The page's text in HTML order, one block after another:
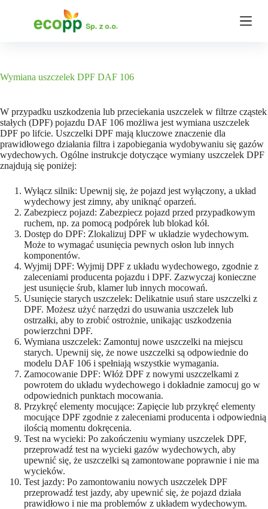
ź
t
r
e
ś
c
i
Wymiana uszczelek DPF DAF 106
W przypadku uszkodzenia lub przeciekania uszczelek w filtrze cząstek
stałych (DPF) pojazdu DAF 106 możliwa jest wymiana uszczelek
DPF po lifcie. Uszczelki DPF mają kluczowe znaczenie dla
prawidłowego działania filtra i zapobiegania wydobywaniu się gazów
wydechowych. Ogólne instrukcje dotyczące wymiany uszczelek DPF
znajdują się poniżej:
Wyłącz silnik: Upewnij się, że pojazd jest wyłączony, a układ
wydechowy jest zimny, aby uniknąć oparzeń.
Zabezpiecz pojazd: Zabezpiecz pojazd przed przypadkowym
ruchem, np. za pomocą podpórek lub blokad kół.
Dostęp do DPF: Zlokalizuj DPF w układzie wydechowym.
Może to wymagać usunięcia pewnych osłon lub innych
komponentów.
Wyjmij DPF: Wyjmij DPF z układu wydechowego, zgodnie z
zaleceniami producenta pojazdu i DPF. Zazwyczaj konieczne
jest usunięcie śrub, klamer lub innych mocowań.
Usunięcie starych uszczelek: Delikatnie usuń stare uszczelki z
DPF. Możesz użyć narzędzi do usuwania uszczelek lub
ostrzałki, aby to zrobić ostrożnie, unikając uszkodzenia
powierzchni DPF.
Wymiana uszczelek: Zamontuj nowe uszczelki na miejscu
starych. Upewnij się, że nowe uszczelki są odpowiednie do
modelu DAF 106 i spełniają wszystkie wymagania.
Zamocowanie DPF: Włóż DPF z nowymi uszczelkami z
powrotem do układu wydechowego i dokładnie zamocuj go w
odpowiednich punktach mocowania.
Przykręć elementy mocujące: Zapięcie lub przykręć elementy
mocujące DPF zgodnie z zaleceniami producenta i odpowiednią
ilością momentu dokręcenia.
Test na wycieki: Po zakończeniu wymiany uszczelek DPF,
przeprowadź test na wycieki gazów wydechowych, aby
upewnić się, że uszczelki są zamontowane poprawnie i nie ma
wycieków.
Test jazdy: Po zamontowaniu nowych uszczelek DPF
przeprowadź test jazdy, aby upewnić się, że pojazd działa
prawidłowo i nie ma problemów z układem wydechowym.